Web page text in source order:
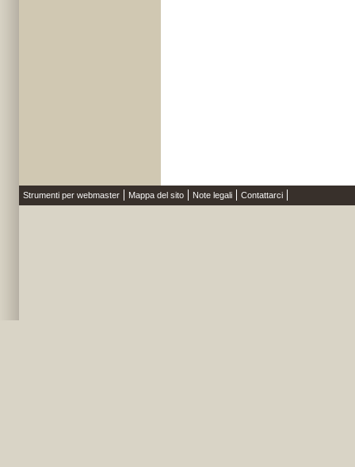
Strumenti per webmaster Mappa del sito Note legali Contattarci